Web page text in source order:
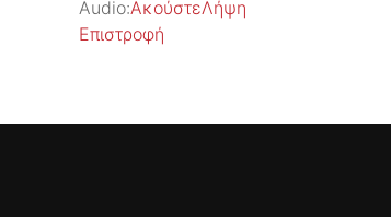
Audio:ΑκούστεΛήψη
Επιστροφή